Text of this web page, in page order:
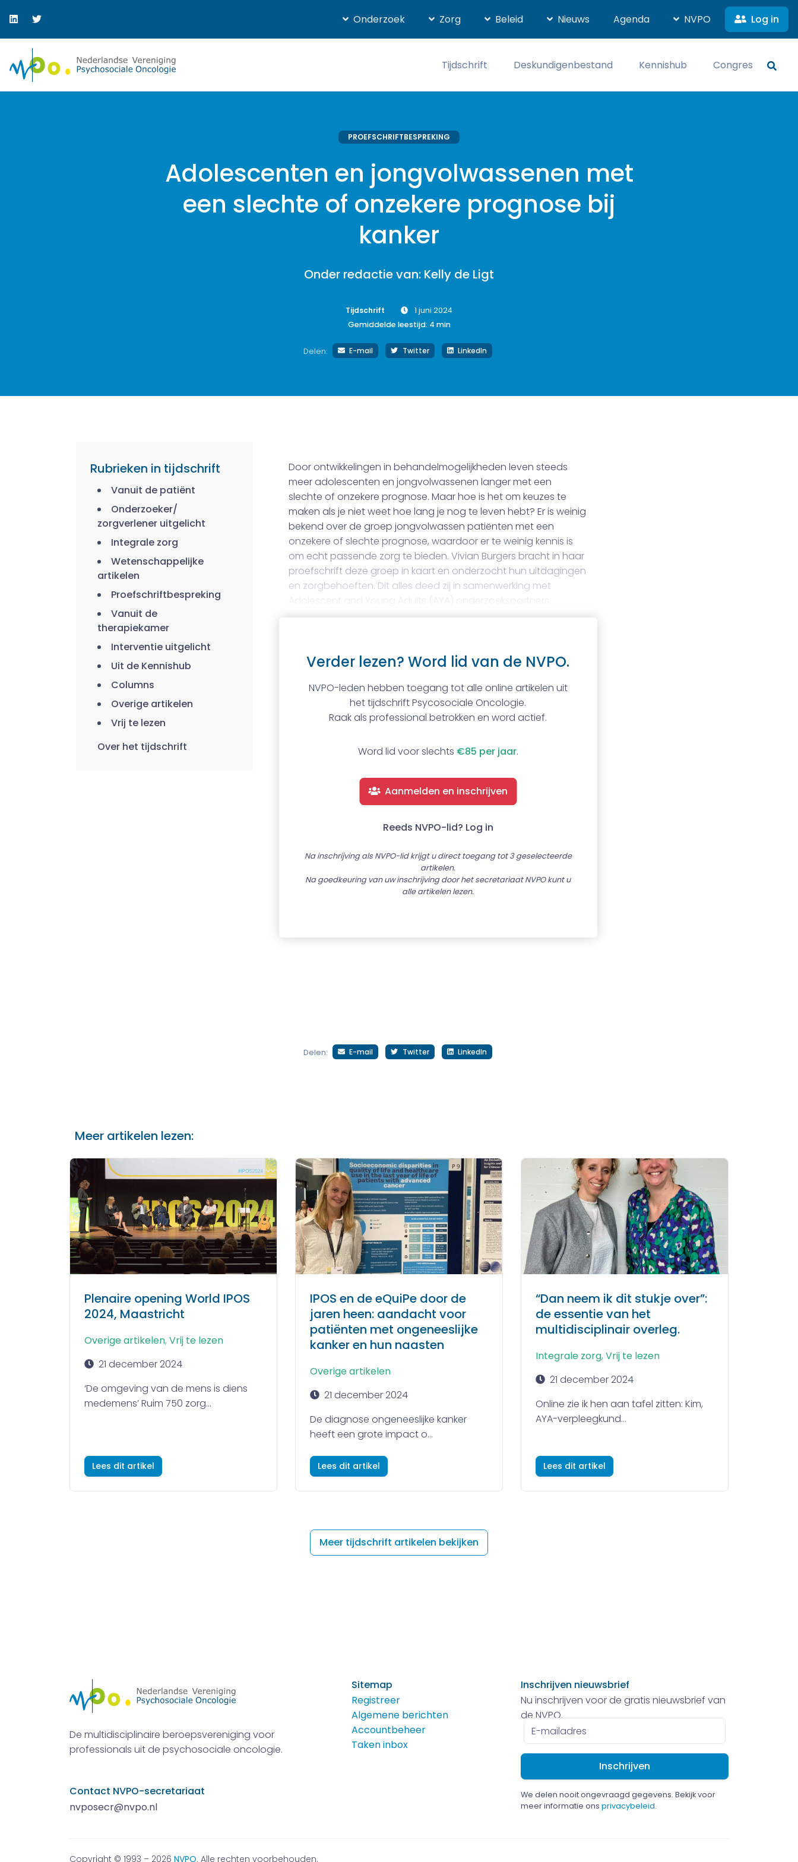
Onderzoek Zorg Beleid Nieuws Agenda NVPO Log in
Tijdschrift Deskundigenbestand Kennishub Congres
PROEFSCHRIFTBESPREKING
Adolescenten en jongvolwassenen met
een slechte of onzekere prognose bij
kanker
Onder redactie van: Kelly de Ligt
Tijdschrift
1 juni 2024
Gemiddelde leestijd: 4 min
Delen: E-mail Twitter LinkedIn
Rubrieken in tijdschrift
Vanuit de patiënt
Onderzoeker/
zorgverlener uitgelicht
Integrale zorg
Wetenschappelijke
artikelen
Proefschriftbespreking
Vanuit de
therapiekamer
Interventie uitgelicht
Uit de Kennishub
Columns
Overige artikelen
Vrij te lezen
Over het tijdschrift
Door ontwikkelingen in behandelmogelijkheden leven steeds
meer adolescenten en jongvolwassenen langer met een
slechte of onzekere prognose. Maar hoe is het om keuzes te
maken als je niet weet hoe lang je nog te leven hebt? Er is weinig
bekend over de groep jongvolwassen patiënten met een
onzekere of slechte prognose, waardoor er te weinig kennis is
om echt passende zorg te bieden. Vivian Burgers bracht in haar
proefschrift deze groep in kaart en onderzocht hun uitdagingen
en zorgbehoeften. Dit alles deed zij in samenwerking met
Adolescent and Young Adults (AYA) onderzoekspartners.
Verder lezen? Word lid van de NVPO.
NVPO-leden hebben toegang tot alle online artikelen uit
het tijdschrift Psycosociale Oncologie.
Raak als professional betrokken en word actief.
Word lid voor slechts €85 per jaar.
Aanmelden en inschrijven
Reeds NVPO-lid? Log in
Na inschrijving als NVPO-lid krijgt u direct toegang tot 3 geselecteerde
artikelen.
Na goedkeuring van uw inschrijving door het secretariaat NVPO kunt u
alle artikelen lezen.
Delen: E-mail Twitter LinkedIn
Meer artikelen lezen:
Plenaire opening World IPOS
2024, Maastricht
Overige artikelen, Vrij te lezen
21 december 2024
‘De omgeving van de mens is diens
medemens’ Ruim 750 zorg...
Lees dit artikel
IPOS en de eQuiPe door de
jaren heen: aandacht voor
patiënten met ongeneeslijke
kanker en hun naasten
Overige artikelen
21 december 2024
De diagnose ongeneeslijke kanker
heeft een grote impact o...
Lees dit artikel
“Dan neem ik dit stukje over”:
de essentie van het
multidisciplinair overleg.
Integrale zorg, Vrij te lezen
21 december 2024
Online zie ik hen aan tafel zitten: Kim,
AYA-verpleegkund...
Lees dit artikel
Meer tijdschrift artikelen bekijken
De multidisciplinaire beroepsvereniging voor
professionals uit de psychosociale oncologie.
Contact NVPO-secretariaat
nvposecr@nvpo.nl
Sitemap
Registreer
Algemene berichten
Accountbeheer
Taken inbox
Inschrijven nieuwsbrief
Nu inschrijven voor de gratis nieuwsbrief van
de NVPO.
E-
mailadres
We delen nooit ongevraagd gegevens. Bekijk voor
meer informatie ons privacybeleid.
Copyright © 1993 – 2026 NVPO. Alle rechten voorbehouden.